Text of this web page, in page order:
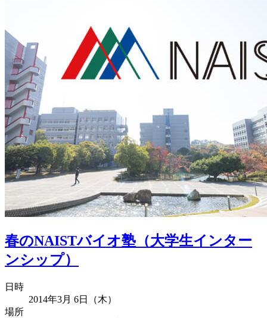
春のNAISTバイオ塾（大学生インター
ンシップ）
日時
2014年3月 6日（木）
場所